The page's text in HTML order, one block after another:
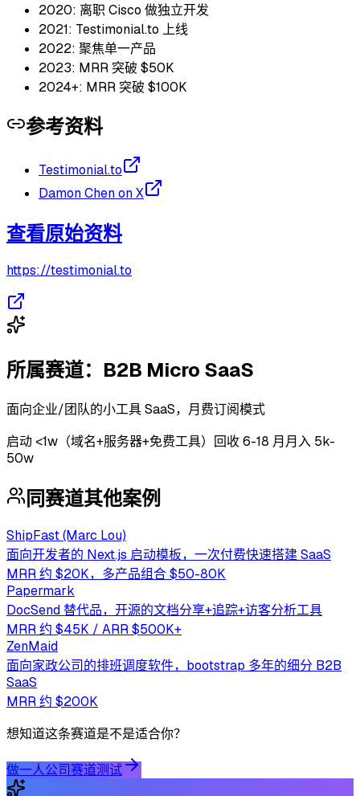
2020: 离职 Cisco 做独立开发
2021: Testimonial.to 上线
2022: 聚焦单一产品
2023: MRR 突破 $50K
2024+: MRR 突破 $100K
参考资料
Testimonial.to
Damon Chen on X
查看原始资料
https://testimonial.to
所属赛道： B2B Micro SaaS
面向企业/团队的小工具 SaaS，月费订阅模式
启动 <1w（域名+服务器+免费工具） 回收6-18 月 月入 5k-
50w
同赛道其他案例
ShipFast (Marc Lou)
面向开发者的 Next.js 启动模板，一次付费快速搭建 SaaS
MRR 约 $20K，多产品组合 $50-80K
Papermark
DocSend 替代品，开源的文档分享+追踪+访客分析工具
MRR 约 $45K / ARR $500K+
ZenMaid
面向家政公司的排班调度软件，bootstrap 多年的细分 B2B
SaaS
MRR 约 $200K
想知道这条赛道是不是适合你？
做一人公司赛道测试